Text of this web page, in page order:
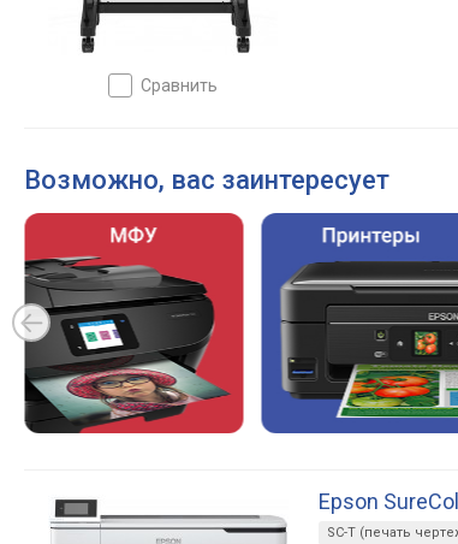
сравнить
Возможно, вас заинтересует
Epson
SC-T (печать